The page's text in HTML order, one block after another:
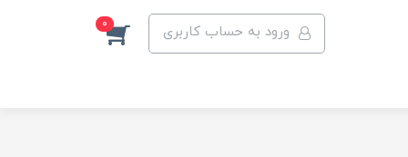
ورود به حساب کاربری 0